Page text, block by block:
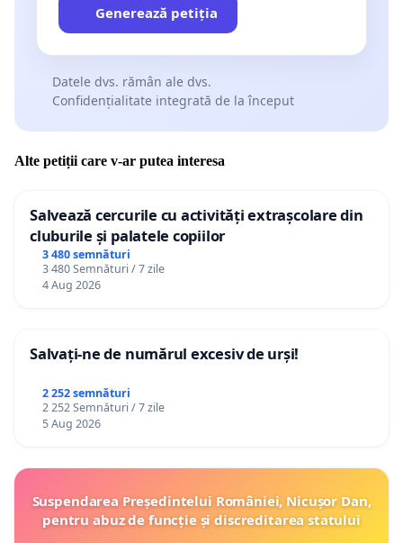
Generează petiția
Datele dvs. rămân ale dvs.
Confidențialitate integrată de la început
Alte petiții care v-ar putea interesa
Salvează cercurile cu activități extrașcolare din
cluburile și palatele copiilor
3 480 semnături
3 480 Semnături / 7 zile
4 Aug 2026
Salvați-ne de numărul excesiv de urși!
2 252 semnături
2 252 Semnături / 7 zile
5 Aug 2026
Suspendarea Președintelui României, Nicușor Dan,
pentru abuz de funcție și discreditarea statului